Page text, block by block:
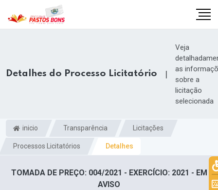
Detalhes do Processo Licitatório |
Veja
as
sobre a
licitação
selecionada
inicio Transparência Licitações
Processos Licitatórios Detalhes
TOMADA DE PREÇO: 004/2021 - EXERCÍCIO: 2021 - EM
AVISO